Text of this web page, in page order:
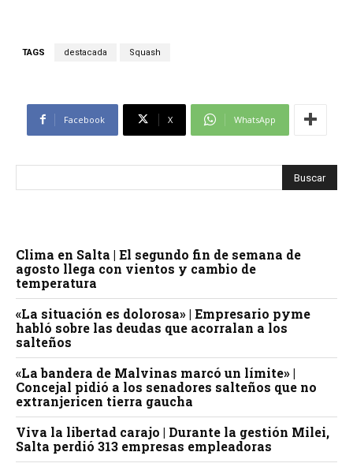
TAGS destacada Squash
Facebook X WhatsApp
Clima en Salta | El segundo fin de semana de
agosto llega con vientos y cambio de
temperatura
«La situación es dolorosa» | Empresario pyme
habló sobre las deudas que acorralan a los
salteños
«La bandera de Malvinas marcó un límite» |
Concejal pidió a los senadores salteños que no
extranjericen tierra gaucha
Viva la libertad carajo | Durante la gestión Milei,
Salta perdió 313 empresas empleadoras